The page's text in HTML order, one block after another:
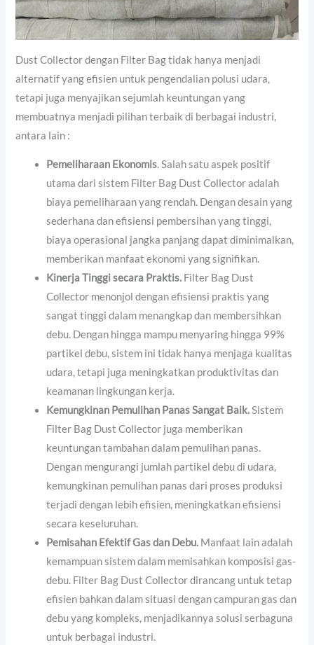
Dust Collector dengan Filter Bag tidak hanya menjadi
alternatif yang efisien untuk pengendalian polusi udara,
tetapi juga menyajikan sejumlah keuntungan yang
membuatnya menjadi pilihan terbaik di berbagai industri,
antara lain :
Pemeliharaan Ekonomis. Salah satu aspek positif
utama dari sistem Filter Bag Dust Collector adalah
biaya pemeliharaan yang rendah. Dengan desain yang
sederhana dan efisiensi pembersihan yang tinggi,
biaya operasional jangka panjang dapat diminimalkan,
memberikan manfaat ekonomi yang signifikan.
Kinerja Tinggi secara Praktis. Filter Bag Dust
Collector menonjol dengan efisiensi praktis yang
sangat tinggi dalam menangkap dan membersihkan
debu. Dengan hingga mampu menyaring hingga 99%
partikel debu, sistem ini tidak hanya menjaga kualitas
udara, tetapi juga meningkatkan produktivitas dan
keamanan lingkungan kerja.
Kemungkinan Pemulihan Panas Sangat Baik.Sistem
Filter Bag Dust Collector juga memberikan
keuntungan tambahan dalam pemulihan panas.
Dengan mengurangi jumlah partikel debu di udara,
kemungkinan pemulihan panas dari proses produksi
terjadi dengan lebih efisien, meningkatkan efisiensi
secara keseluruhan.
Pemisahan Efektif Gas dan Debu. Manfaat lain adalah
kemampuan sistem dalam memisahkan komposisi gas-
debu. Filter Bag Dust Collector dirancang untuk tetap
efisien bahkan dalam situasi dengan campuran gas dan
debu yang kompleks, menjadikannya solusi serbaguna
untuk berbagai industri.